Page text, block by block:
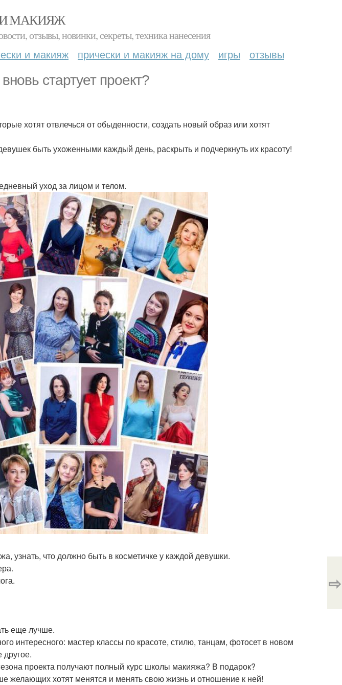
МАКИЯЖ
отзывы, новинки, секреты, техника нанесения
и макияж прически и макияж на дому игры отзывы
стартует проект?
хотят отвлечься от обыденности, создать новый образ или хотят
быть ухоженными каждый день, раскрыть и подчеркнуть их красоту!
уход за лицом и телом.
узнать, что должно быть в косметичке у каждой девушки.
еще лучше.
интересного: мастер классы по красоте, стилю, танцам, фотосет в новом
проекта получают полный курс школы макияжа? В подарок?
желающих хотят менятся и менять свою жизнь и отношение к ней!
⇨